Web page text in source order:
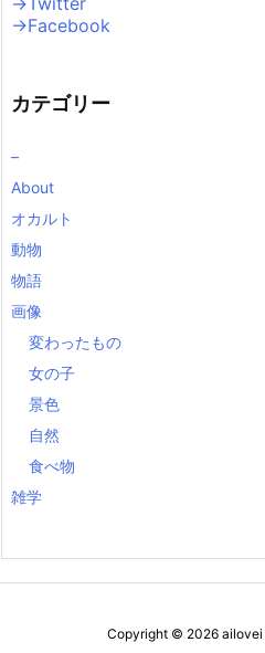
→Facebook
カテゴリー
–
About
オカルト
動物
物語
画像
変わったもの
女の子
景色
自然
食べ物
雑学
Copyright © 2026 ailovei